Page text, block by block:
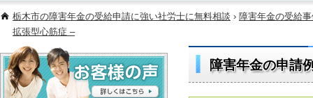
栃木市の障害年金の受給申請に強い社労士に無料相談 › 障害年金の受給
拡張型心筋症 –
障害年金の申請